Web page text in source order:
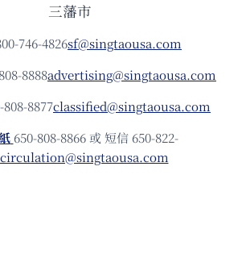
三藩市
746-4826sf@singtaousa.com
8888advertising@singtaousa.com
808-8877classified@singtaousa.com
650-808-8866 或 短信 650-822-
circulation@singtaousa.com